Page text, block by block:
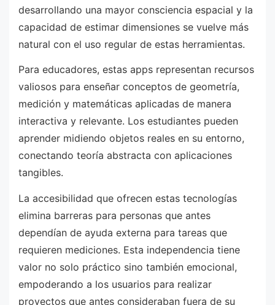
desarrollando una mayor consciencia espacial y la
capacidad de estimar dimensiones se vuelve más
natural con el uso regular de estas herramientas.
Para educadores, estas apps representan recursos
valiosos para enseñar conceptos de geometría,
medición y matemáticas aplicadas de manera
interactiva y relevante. Los estudiantes pueden
aprender midiendo objetos reales en su entorno,
conectando teoría abstracta con aplicaciones
tangibles.
La accesibilidad que ofrecen estas tecnologías
elimina barreras para personas que antes
dependían de ayuda externa para tareas que
requieren mediciones. Esta independencia tiene
valor no solo práctico sino también emocional,
empoderando a los usuarios para realizar
proyectos que antes consideraban fuera de su